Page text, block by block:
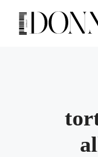
contenuto